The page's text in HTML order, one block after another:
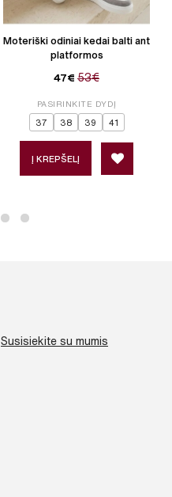
Moteriški odiniai kedai balti ant
platformos
47€ 53€
PASIRINKITE DYDĮ
37 38 39 41
Į KREPŠELĮ
Susisiekite su mumis